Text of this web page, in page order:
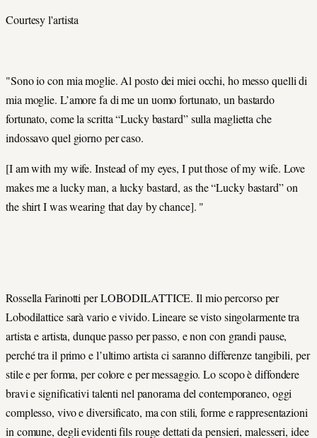
Courtesy l'artista
"Sono io con mia moglie. Al posto dei miei occhi, ho messo quelli di
mia moglie. L’amore fa di me un uomo fortunato, un bastardo
fortunato, come la scritta “Lucky bastard” sulla maglietta che
indossavo quel giorno per caso.
[I am with my wife. Instead of my eyes, I put those of my wife. Love
makes me a lucky man, a lucky bastard, as the “Lucky bastard” on
the shirt I was wearing that day by chance]. "
Rossella Farinotti per LOBODILATTICE. Il mio percorso per
Lobodilattice sarà vario e vivido. Lineare se visto singolarmente tra
artista e artista, dunque passo per passo, e non con grandi pause,
perché tra il primo e l’ultimo artista ci saranno differenze tangibili, per
stile e per forma, per colore e per messaggio. Lo scopo è diffondere
bravi e significativi talenti nel panorama del contemporaneo, oggi
complesso, vivo e diversificato, ma con stili, forme e rappresentazioni
in comune, degli evidenti fils rouge dettati da pensieri, malesseri, idee